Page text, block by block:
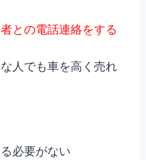
との電話連絡をする
人でも車を高く売れ
必要がない